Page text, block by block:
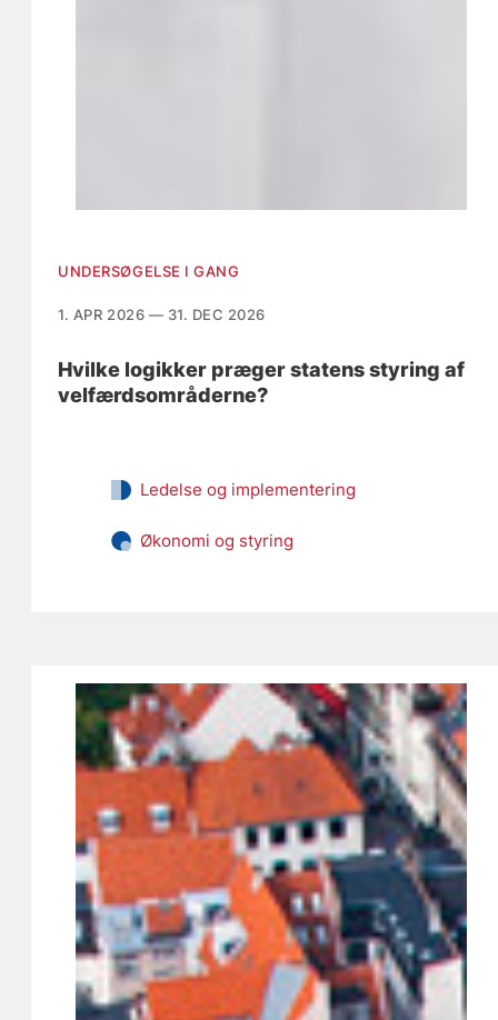
UNDERSØGELSE I GANG
1. APR 2026 — 31. DEC 2026
Hvilke logikker præger statens styring af
velfærdsområderne?
Ledelse og implementering
Økonomi og styring